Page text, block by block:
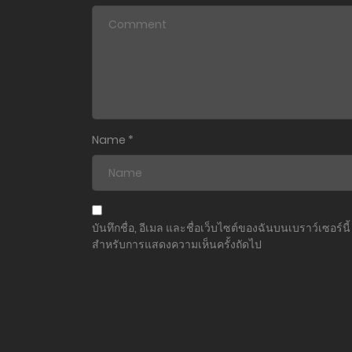
ตอนที่ 5.2
ตอนที่ 5.1
ตอนที่ 4.2
Name *
บันทึกชื่อ, อีเมล และชื่อเว็บไซต์ของฉันบนเบราว์เซอร์นี้
สำหรับการแสดงความเห็นครั้งถัดไป